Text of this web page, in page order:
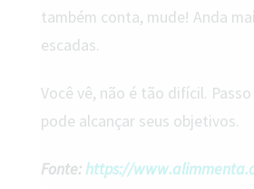
também conta, mude! Anda
escadas.
Você vê, não é tão difícil.
pode alcançar seus objetivos.
Fonte: https://